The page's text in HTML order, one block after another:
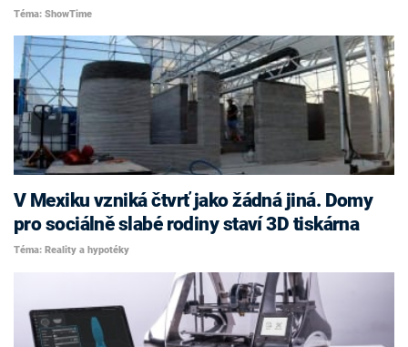
Téma: ShowTime
V Mexiku vzniká čtvrť jako žádná jiná. Domy
pro sociálně slabé rodiny staví 3D tiskárna
Téma: Reality a hypotéky